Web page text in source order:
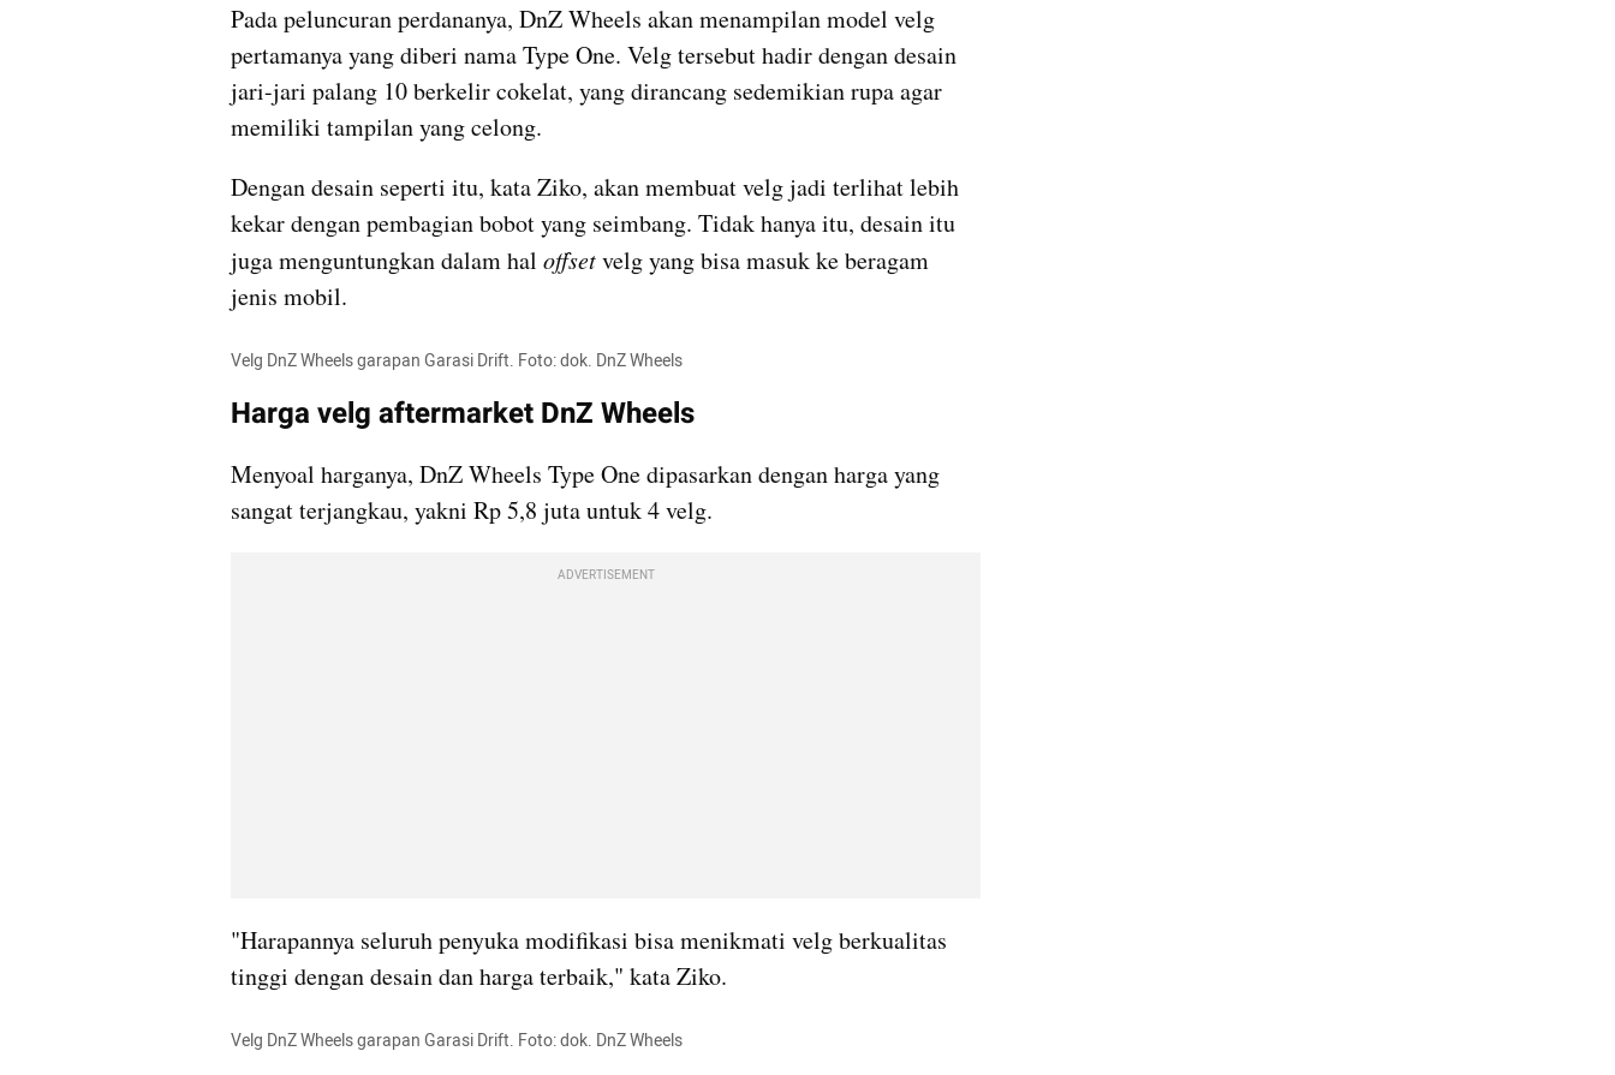
Pada peluncuran perdananya, DnZ Wheels akan menampilan model velg
pertamanya yang diberi nama Type One. Velg tersebut hadir dengan desain
jari-jari palang 10 berkelir cokelat, yang dirancang sedemikian rupa agar
memiliki tampilan yang celong.
Dengan desain seperti itu, kata Ziko, akan membuat velg jadi terlihat lebih
kekar dengan pembagian bobot yang seimbang. Tidak hanya itu, desain itu
juga menguntungkan dalam hal offset velg yang bisa masuk ke beragam
jenis mobil.
Velg DnZ Wheels garapan Garasi Drift. Foto: dok. DnZ Wheels
Harga velg aftermarket DnZ Wheels
Menyoal harganya, DnZ Wheels Type One dipasarkan dengan harga yang
sangat terjangkau, yakni Rp 5,8 juta untuk 4 velg.
ADVERTISEMENT
"Harapannya seluruh penyuka modifikasi bisa menikmati velg berkualitas
tinggi dengan desain dan harga terbaik," kata Ziko.
Velg DnZ Wheels garapan Garasi Drift. Foto: dok. DnZ Wheels